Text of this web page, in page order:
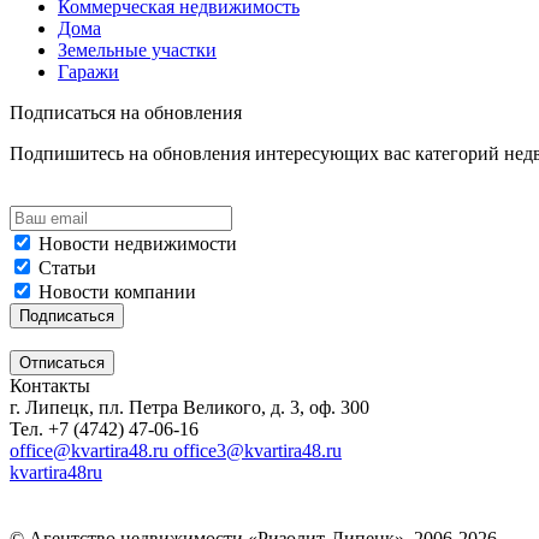
Коммерческая недвижимость
Дома
Земельные участки
Гаражи
Подписаться на обновления
Подпишитесь на обновления интересующих вас категорий
Новости недвижимости
Статьи
Новости компании
Контакты
г. Липецк, пл. Петра Великого, д. 3, оф. 300
Тел. +7 (4742) 47-06-16
office@kvartira48.ru office3@kvartira48.ru
kvartira48ru